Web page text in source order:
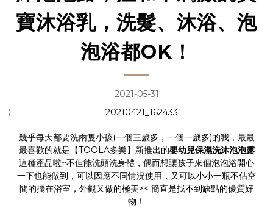
寶沐浴乳，洗髮、沐浴、泡
泡浴都OK！
2021-05-31
幾乎每天都要洗兩隻小孩(一個三歲多，一個一歲多)的我，最最
最喜歡的就是【TOOLA多樂】新推出的嬰幼兒保濕洗沐泡泡露
這種產品啦~不但能洗頭洗身體，偶而想讓孩子來個泡泡浴開心
一下也能做到，可以因應不同情況使用，又可以小小一瓶不佔空
間的擺在浴室，外觀又做的極美>< 簡直是找不到缺點的優質好
物！